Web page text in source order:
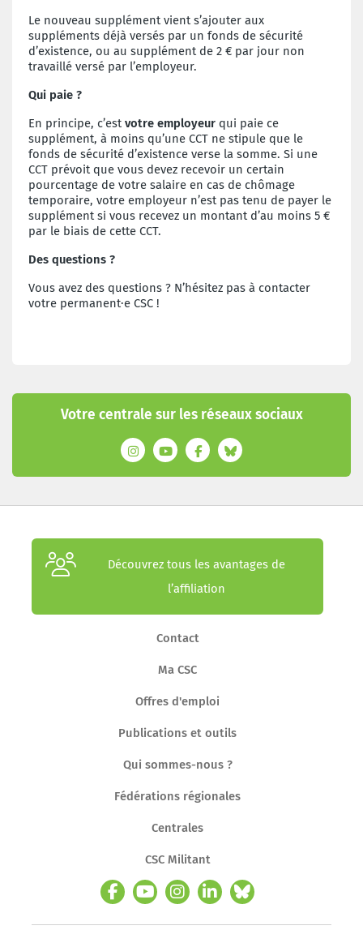
Le nouveau supplément vient s’ajouter aux
suppléments déjà versés par un fonds de sécurité
d’existence, ou au supplément de 2 € par jour non
travaillé versé par l’employeur.
Qui paie ?
En principe, c’est votre employeur qui paie ce
supplément, à moins qu’une CCT ne stipule que le
fonds de sécurité d’existence verse la somme. Si une
CCT prévoit que vous devez recevoir un certain
pourcentage de votre salaire en cas de chômage
temporaire, votre employeur n’est pas tenu de payer le
supplément si vous recevez un montant d’au moins 5 €
par le biais de cette CCT.
Des questions ?
Vous avez des questions ? N’hésitez pas à contacter
votre permanent·e CSC !
Votre centrale sur les réseaux sociaux
Découvrez tous les avantages de
l’affiliation
Contact
Ma CSC
Offres d'emploi
Publications et outils
Qui sommes-nous ?
Fédérations régionales
Centrales
CSC Militant